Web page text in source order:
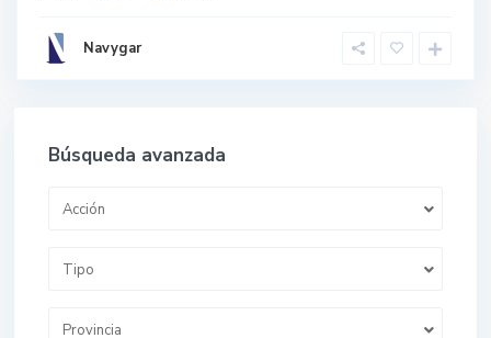
Navygar
Búsqueda avanzada
Acción
Tipo
Provincia